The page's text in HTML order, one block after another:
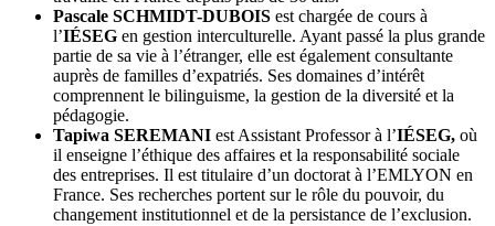
Pascale SCHMIDT-DUBOIS est chargée de cours à
l’IÉSEG en gestion interculturelle. Ayant passé la plus grande
partie de sa vie à l’étranger, elle est également consultante
auprès de familles d’expatriés. Ses domaines d’intérêt
comprennent le bilinguisme, la gestion de la diversité et la
pédagogie.
Tapiwa SEREMANI est Assistant Professor à l’IÉSEG, où
il enseigne l’éthique des affaires et la responsabilité sociale
des entreprises. Il est titulaire d’un doctorat à l’EMLYON en
France. Ses recherches portent sur le rôle du pouvoir, du
changement institutionnel et de la persistance de l’exclusion.